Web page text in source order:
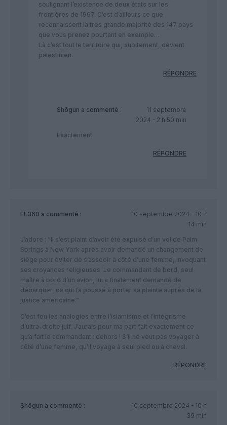
soulignant l’existence de deux états sur les
frontières de 1967. C’est d’ailleurs ce que
reconnaissent la très grande majorité des 147 pays
que vous prenez pourtant en exemple…
Là c’est tout le territoire qui, subitement, devient
palestinien.
RÉPONDRE
Shôgun a commenté :
11 septembre
2024 - 2 h 50 min
Exactement.
RÉPONDRE
FL360 a commenté :
10 septembre 2024 - 10 h
14 min
J’adore : “Il s’est plaint d’avoir été expulsé d’un vol de Palm
Springs à New York après avoir demandé un changement de
siège pour éviter de s’asseoir à côté d’une femme, invoquant
ses croyances religieuses. Le commandant de bord, seul
maître à bord d’un avion, lui a finalement demandé de
débarquer, ce qui l’a poussé à porter sa plainte auprès de la
justice américaine.”
C’est fou les analogies entre l’islamisme et l’intégrisme
d’ultra-droite juif. J’aurais pour ma part fait exactement ce
qu’a fait le commandant : dehors ! S’il ne veut pas voyager à
côté d’une femme, qu’il voyage à seul pied ou à cheval.
RÉPONDRE
Shôgun a commenté :
10 septembre 2024 - 10 h
39 min